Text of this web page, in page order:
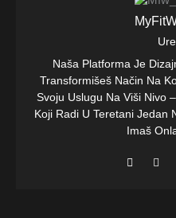
Naša Platforma Je
Transformišeš Način Na
Svoju Uslugu Na Viši Nivo
Koji Radi U Teretani Jedan
Imaš